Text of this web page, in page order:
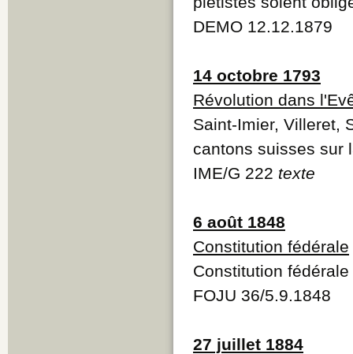
DEMO 12.12.1879
14 octobre 1793
Révolution dans
Saint-Imier, Villeret,
cantons suisses sur
IME/G 222 texte
6 août 1848
Constitution fédérale
Constitution
FOJU 36/5.9.1848
27 juillet 1884